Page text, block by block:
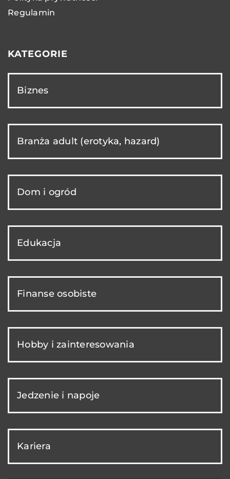
Regulamin
KATEGORIE
Biznes
Branża adult (erotyka, hazard)
Dom i ogród
Edukacja
Finanse osobiste
Hobby i zainteresowania
Jedzenie i napoje
Kariera